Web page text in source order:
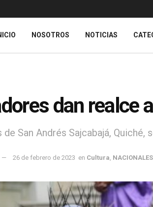
NOSOTROS NOTICIAS
dan realce
de San Andrés Sajcabajá,
26 de febrero de 2023 en Cultura NACIONALES